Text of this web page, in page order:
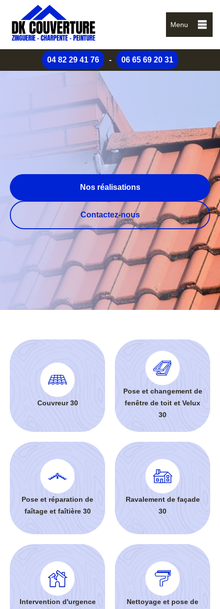
Menu
04 82 29 41 76 - 06 65 69 20 31
Nos réalisations
Contactez-nous
Couvreur 30
Pose et changement de
fenêtre de toit et Velux
30
Pose et réparation de
faîtage et faîtière 30
Ravalement de façade
30
Intervention d'urgence
Nettoyage et pose de